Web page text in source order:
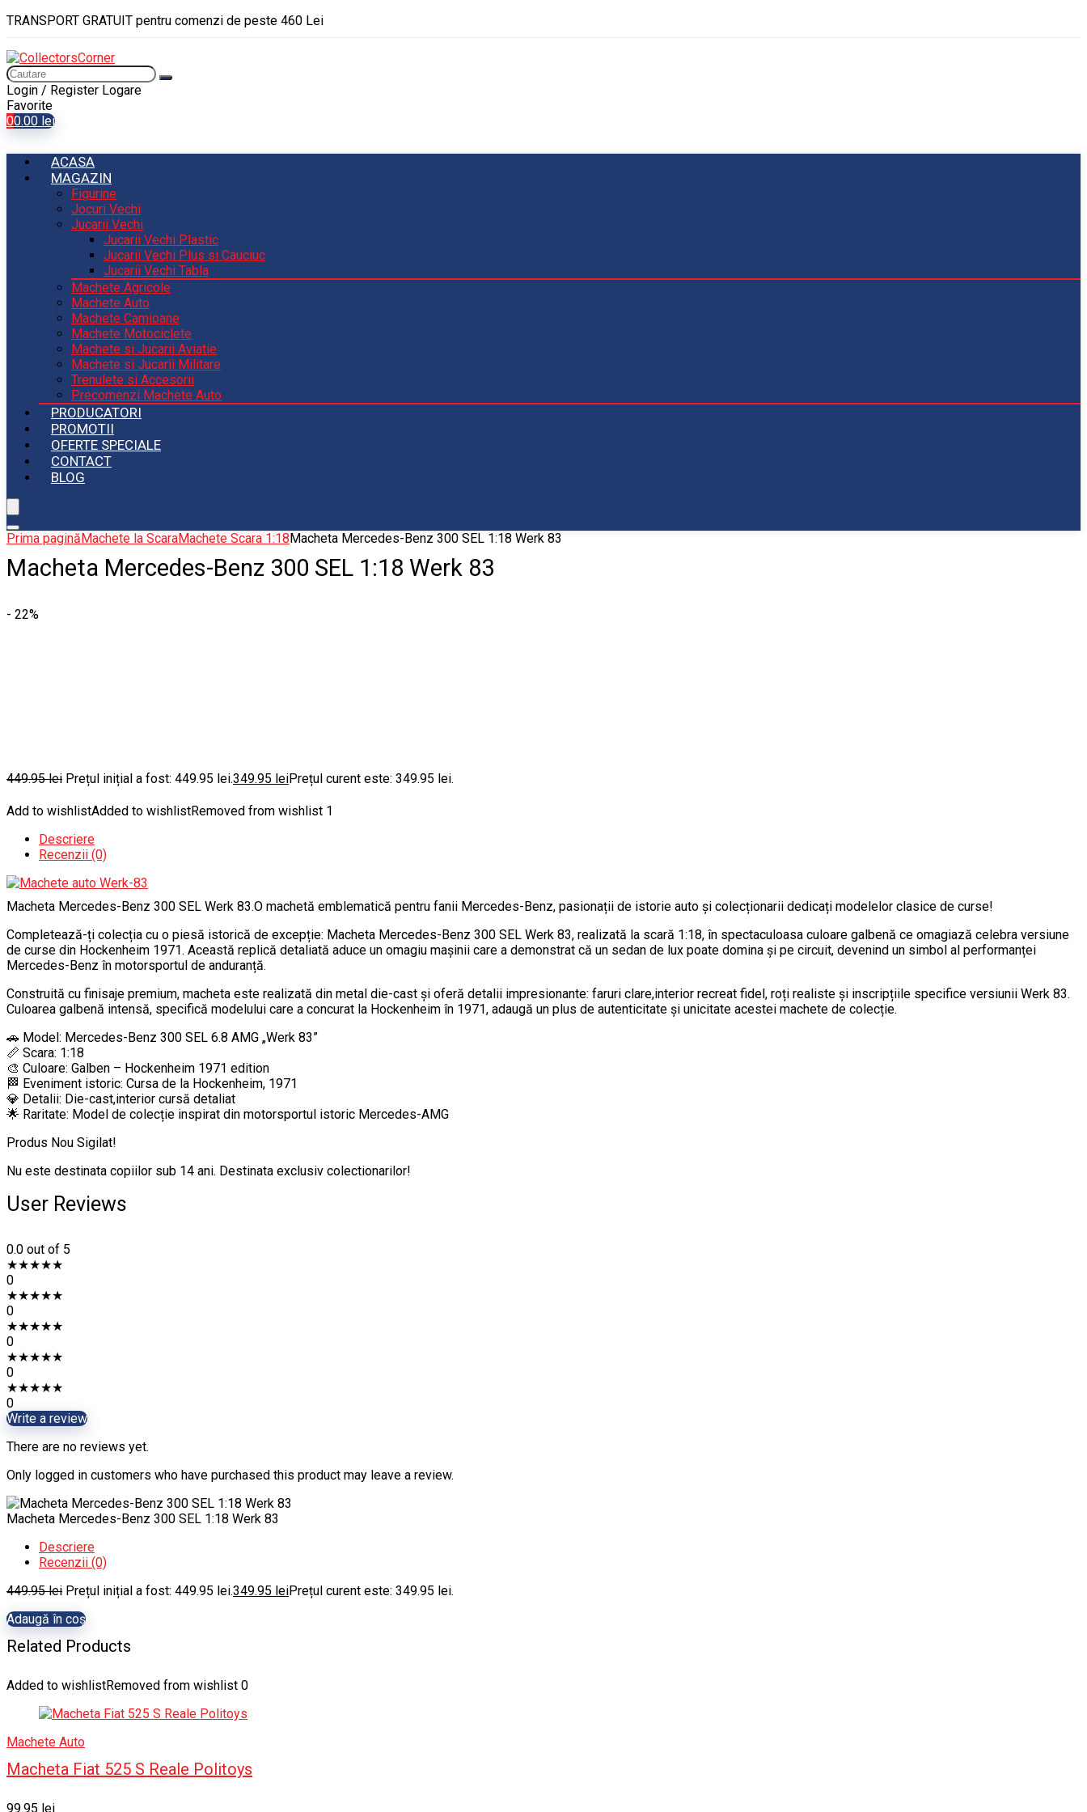
TRANSPORT GRATUIT pentru comenzi de peste 460 Lei
Login / Register Logare
Favorite
00.00 lei
ACASA
MAGAZIN
Figurine
Jocuri Vechi
Jucarii Vechi
Jucarii Vechi Plastic
Jucarii Vechi Plus si Cauciuc
Jucarii Vechi Tabla
Machete Agricole
Machete Auto
Machete Camioane
Machete Motociclete
Machete si Jucarii Aviatie
Machete si Jucarii Militare
Trenulete si Accesorii
Precomenzi Machete Auto
PRODUCATORI
PROMOTII
OFERTE SPECIALE
CONTACT
BLOG
Prima paginăMachete la ScaraMachete Scara 1:18Macheta Mercedes-Benz 300 SEL 1:18 Werk 83
Macheta Mercedes-Benz 300 SEL 1:18 Werk 83
- 22%
449.95lei Prețul inițial a fost: 449.95 lei.349.95 leiPrețul curent este: 349.95 lei.
Add to wishlistAdded to wishlistRemoved from wishlist 1
Descriere
Recenzii (0)
Macheta Mercedes-Benz 300 SEL Werk 83.O machetă emblematică pentru fanii Mercedes-Benz, pasionații de istorie auto și colecționarii dedicați modelelor clasice de curse!
Completează-ți colecția cu o piesă istorică de excepție: Macheta Mercedes-Benz 300 SEL Werk 83, realizată la scară 1:18, în spectaculoasa culoare galbenă ce omagiază celebra versiune
de curse din Hockenheim 1971. Această replică detaliată aduce un omagiu mașinii care a demonstrat că un sedan de lux poate domina și pe circuit, devenind un simbol al performanței
Mercedes-Benz în motorsportul de anduranță.
Construită cu finisaje premium, macheta este realizată din metal die-cast și oferă detalii impresionante: faruri clare,interior recreat fidel, roți realiste și inscripțiile specifice versiunii Werk 83.
Culoarea galbenă intensă, specifică modelului care a concurat la Hockenheim în 1971, adaugă un plus de autenticitate și unicitate acestei machete de colecție.
🚗 Model: Mercedes-Benz 300 SEL 6.8 AMG „Werk 83”
📏 Scara: 1:18
🎨 Culoare: Galben – Hockenheim 1971 edition
🏁 Eveniment istoric: Cursa de la Hockenheim, 1971
💎 Detalii: Die-cast,interior cursă detaliat
🌟 Raritate: Model de colecție inspirat din motorsportul istoric Mercedes-AMG
Produs Nou Sigilat!
Nu este destinata copiilor sub 14 ani. Destinata exclusiv colectionarilor!
User Reviews
0.0 out of 5
★★★★★
0
★★★★★
0
★★★★★
0
★★★★★
0
★★★★★
0
Write a review
There are no reviews yet.
Only logged in customers who have purchased this product may leave a review.
Macheta Mercedes-Benz 300 SEL 1:18 Werk 83
Descriere
Recenzii (0)
449.95lei Prețul inițial a fost: 449.95 lei.349.95 leiPrețul curent este: 349.95 lei.
Adaugă în coș
Related Products
Added to wishlistRemoved from wishlist 0
Machete Auto
Macheta Fiat 525 S Reale Politoys
99.95 lei